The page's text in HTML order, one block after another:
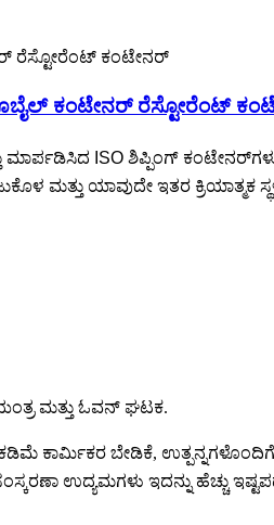
ಕಂಟೇನರ್ ರೆಸ್ಟೋರೆಂಟ್
ಮಾರ್ಪಡಿಸಿದ ISO ಶಿಪ್ಪಿಂಗ್
ಮತ್ತು ಯಾವುದೇ ಇತರ ಕ್ರಿಯಾತ್ಮಕ
ಮತ್ತು ಓವನ್ ಘಟಕ.
ಕಾರ್ಮಿಕರ ಬೇಡಿಕೆ,
ಉದ್ಯಮಗಳು ಇದನ್ನು ಹೆಚ್ಚು